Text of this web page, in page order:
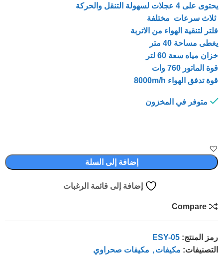
يحتوى على 4 عجلات لسهولة التنقل والحركة
ثلاث سرعات مختلفة
فلتر لتنقية الهواء من الاتربة
يغطى مساحة 40 متر
خزان مياه سعة 60 لتر
قوة الماتور 760 وات
قوة تدفق الهواء 8000m/h
متوفر في المخزون
إضافة إلى السلة
إضافة إلى قائمة الرغبات
Compare
رمز المنتج: ESY-05
التصنيفات: مكيفات, مكيفات صحراوي